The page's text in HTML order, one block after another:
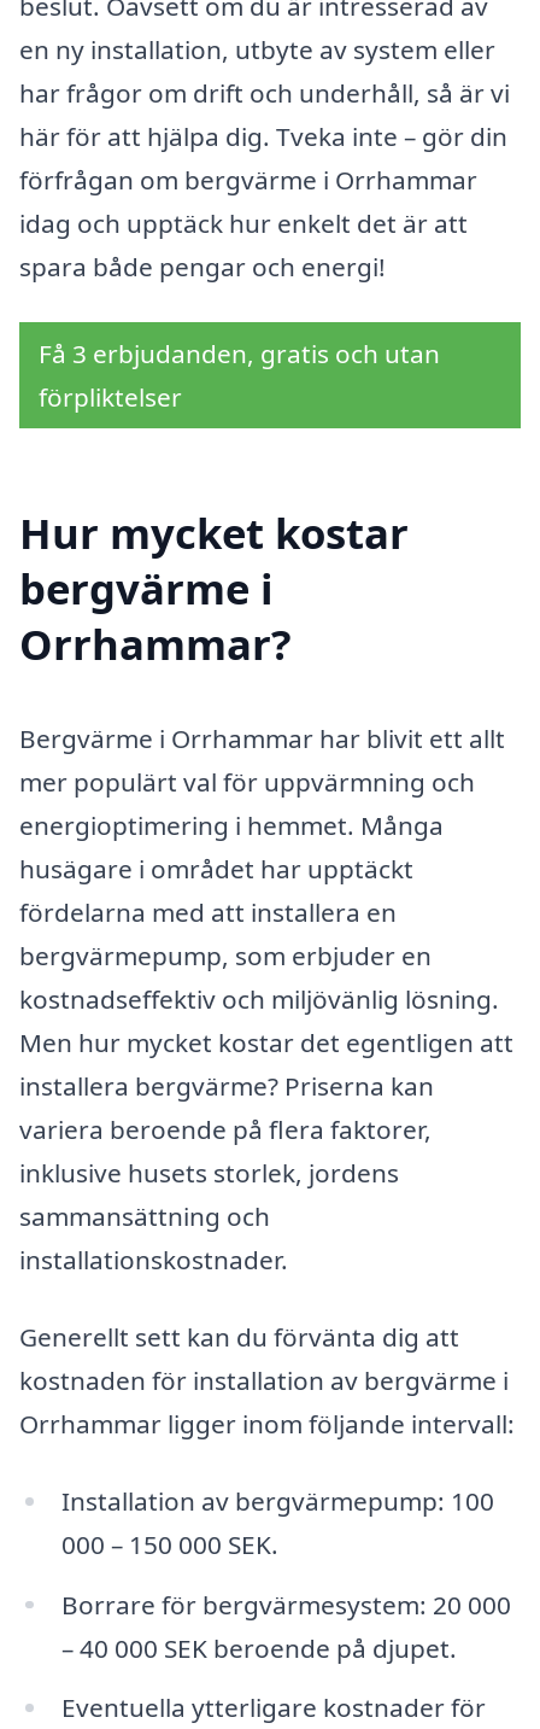
en ny installation, utbyte av system eller
har frågor om drift och underhåll, så är vi
här för att hjälpa dig. Tveka inte – gör din
förfrågan om bergvärme i Orrhammar
idag och upptäck hur enkelt det är att
spara både pengar och energi!
Få 3 erbjudanden, gratis och utan
förpliktelser
Hur mycket kostar
bergvärme i
Orrhammar?
Bergvärme i Orrhammar har blivit ett allt
mer populärt val för uppvärmning och
energioptimering i hemmet. Många
husägare i området har upptäckt
fördelarna med att installera en
bergvärmepump, som erbjuder en
kostnadseffektiv och miljövänlig lösning.
Men hur mycket kostar det egentligen att
installera bergvärme? Priserna kan
variera beroende på flera faktorer,
inklusive husets storlek, jordens
sammansättning och
installationskostnader.
Generellt sett kan du förvänta dig att
kostnaden för installation av bergvärme i
Orrhammar ligger inom följande intervall:
Installation av bergvärmepump: 100
000 – 150 000 SEK.
Borrare för bergvärmesystem: 20 000
– 40 000 SEK beroende på djupet.
Eventuella ytterligare kostnader för